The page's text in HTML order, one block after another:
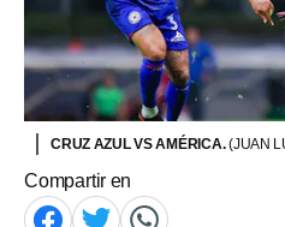
CRUZ AZUL VS AMÉRICA.(JUAN
Compartir en